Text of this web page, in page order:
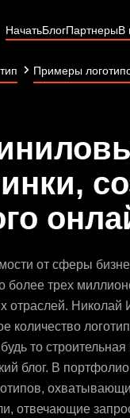
НачатьБлогПартнерыВ
Примеры
от сферы
более трех
отраслей. Николай
количество
то
блог. В
отвечающие